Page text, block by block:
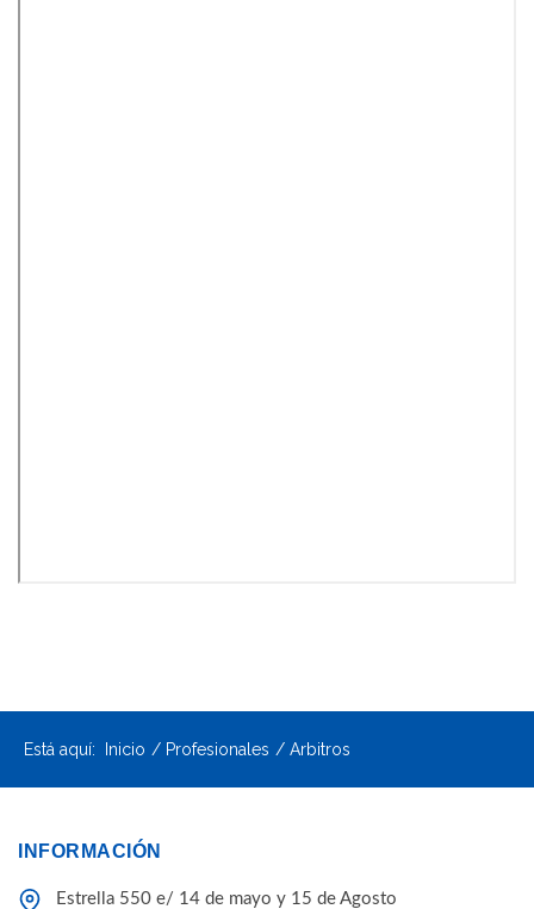
Está aquí: Inicio Profesionales Arbitros
INFORMACIÓN
Estrella 550 e/ 14 de mayo y 15 de Agosto